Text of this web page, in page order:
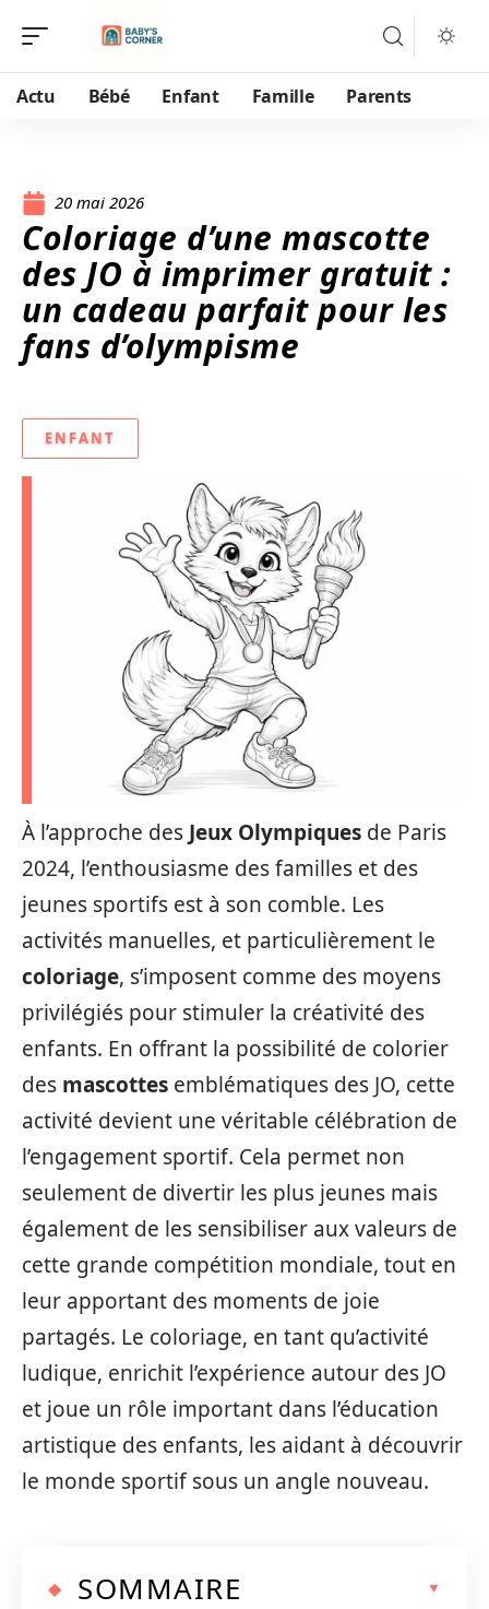
Actu Bébé Enfant Famille Parents
20 mai 2026
Coloriage d’une mascotte
des JO à imprimer gratuit :
un cadeau parfait pour les
fans d’olympisme
ENFANT
À l’approche des Jeux Olympiques de Paris
2024, l’enthousiasme des familles et des
jeunes sportifs est à son comble. Les
activités manuelles, et particulièrement le
coloriage, s’imposent comme des moyens
privilégiés pour stimuler la créativité des
enfants. En offrant la possibilité de colorier
des mascottes emblématiques des JO, cette
activité devient une véritable célébration de
l’engagement sportif. Cela permet non
seulement de divertir les plus jeunes mais
également de les sensibiliser aux valeurs de
cette grande compétition mondiale, tout en
leur apportant des moments de joie
partagés. Le coloriage, en tant qu’activité
ludique, enrichit l’expérience autour des JO
et joue un rôle important dans l’éducation
artistique des enfants, les aidant à découvrir
le monde sportif sous un angle nouveau.
SOMMAIRE